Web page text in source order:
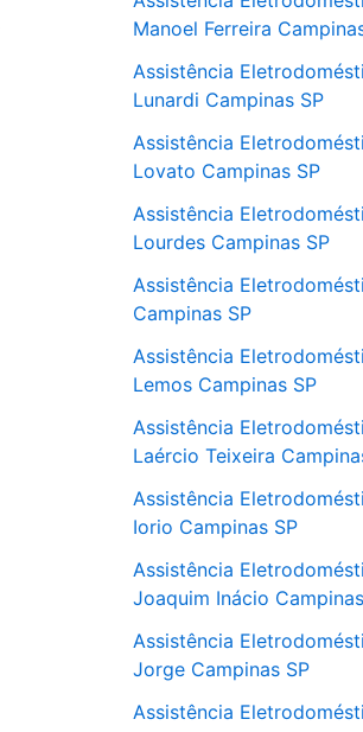
Manoel Ferreira
Assistência
Lunardi Campinas SP
Assistência
Lovato Campinas SP
Assistência
Lourdes Campinas SP
Assistência
Campinas SP
Assistência
Lemos Campinas SP
Assistência
Laércio Teixeira
Assistência
Iorio Campinas SP
Assistência
Joaquim Inácio
Assistência
Jorge Campinas SP
Assistência